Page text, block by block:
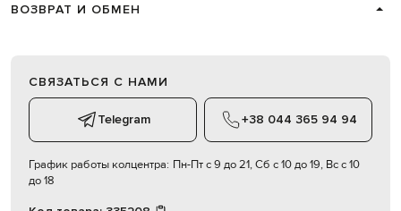
ВОЗВРАТ И ОБМЕН
СВЯЗАТЬСЯ С НАМИ
Telegram +38 044 365 94 94
График работы колцентра: Пн-Пт с 9 до 21, Сб с 10 до 19, Вс с 10
до 18